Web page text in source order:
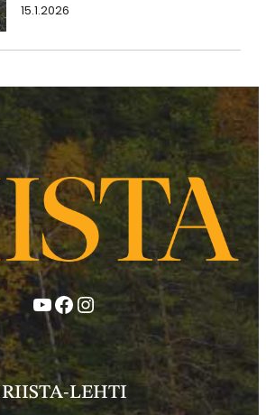
15.1.2026
YouTube
Facebook
Instagram
RIISTA-LEHTI